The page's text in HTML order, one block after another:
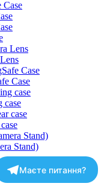
Case
case
Stand)
Маєте питання?